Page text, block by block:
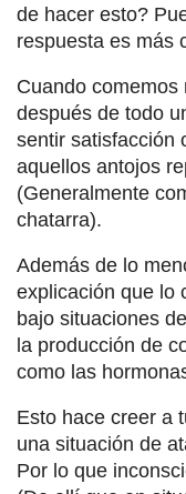
de hacer esto?
respuesta es más
Cuando
después de todo
sentir satisfacción
aquellos antojos
(Generalmente
chatarra).
Además de lo
explicación que lo
bajo situaciones
la producción de
como las
Esto hace creer a
una situación de
Por lo que